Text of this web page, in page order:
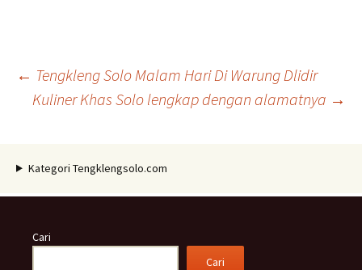
Navigasi
← Tengkleng Solo Malam Hari Di Warung Dlidir
Kuliner Khas Solo lengkap dengan alamatnya →
Kategori Tengklengsolo.com
Cari
Cari